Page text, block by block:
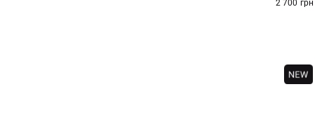
2 700 грн